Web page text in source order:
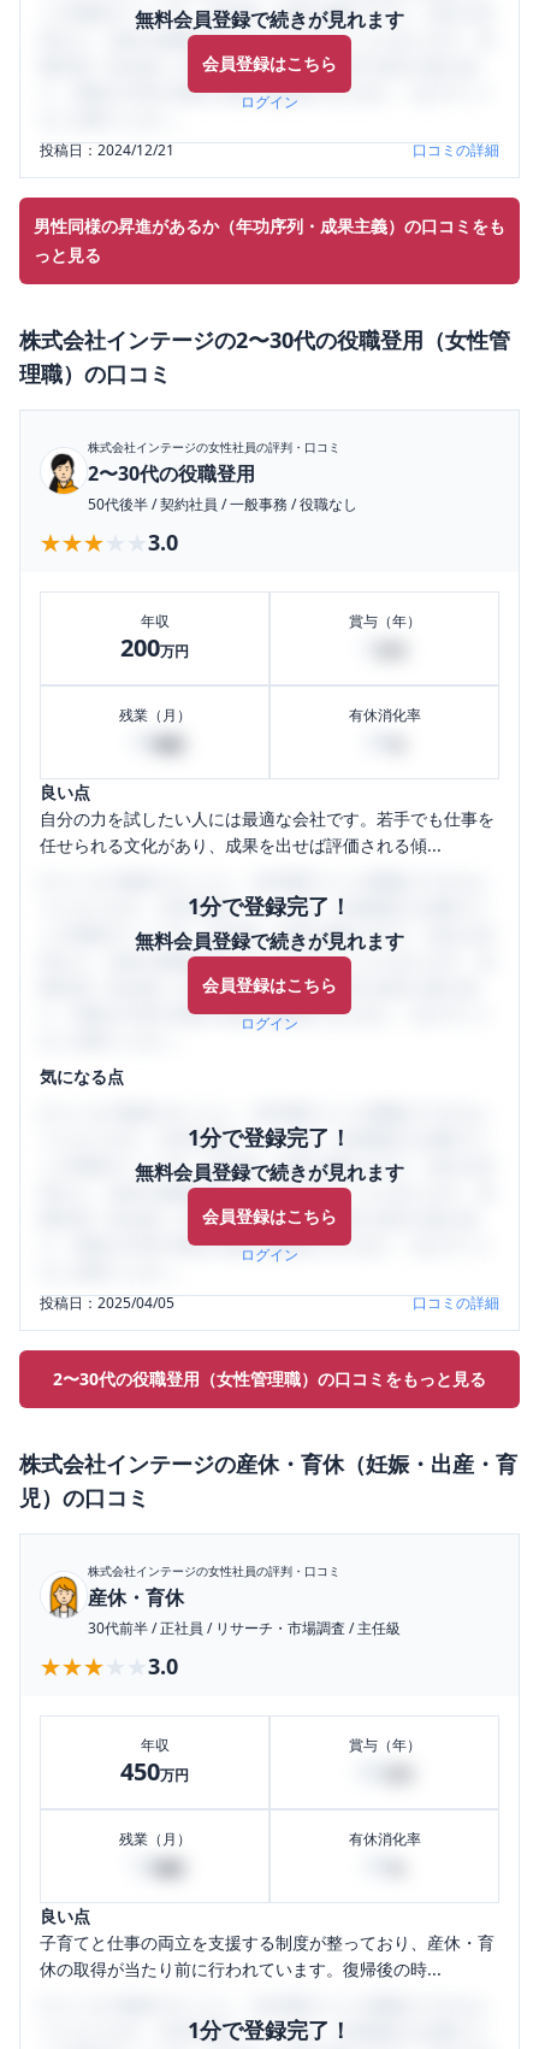
無料会員登録で続きが見れます
会員登録はこちら
ログイン
ミの投稿サイトです。給与面・女性の働きやすさ・会社の評
判など、女性の転職は気にすべき点がたくさんあります。先
輩社員（元社員）の口コミを通して、本当の会社の姿を知
り、将来の不安や現在の悩みを解消するために、ぜひサイト
投稿日：2024/12/21 口コミの詳細
男性同様の昇進があるか（年功序列・成果主義）の口コミをも
っと見る
株式会社インテージの2〜30代の役職登用（女性管
理職） の口コミ
株式会社インテージの女性社員の評判・口コミ
2〜30代の役職登用
50代後半/契約社員 /一般事務 /役職なし
★★★★★
★★★★★ 3.0
年収
200万円
賞与（年）
残業（月） 有休消化率
良い点
自分の力を試したい人には最適な会社です。若手でも仕事を
任せられる文化があり、成果を出せば評価される傾...
1分で登録完了！
無料会員登録で続きが見れます
会員登録はこちら
ログイン
うになります。SHEHUB(シーハブ)は、女性限定の企業口コ
ミの投稿サイトです。給与面・女性の働きやすさ・会社の評
判など、女性の転職は気にすべき点がたくさんあります。先
輩社員（元社員）の口コミを通して、本当の会社の姿を知
り、将来の不安や現在の悩みを解消するために、ぜひサイト
気になる点
1分で登録完了！
無料会員登録で続きが見れます
会員登録はこちら
ログイン
うになります。SHEHUB(シーハブ)は、女性限定の企業口コ
ミの投稿サイトです。給与面・女性の働きやすさ・会社の評
判など、女性の転職は気にすべき点がたくさんあります。先
輩社員（元社員）の口コミを通して、本当の会社の姿を知
り、将来の不安や現在の悩みを解消するために、ぜひサイト
投稿日：2025/04/05 口コミの詳細
2〜30代の役職登用（女性管理職）の口コミをもっと見る
株式会社インテージの産休・育休（妊娠・出産・育
児） の口コミ
株式会社インテージの女性社員の評判・口コミ
産休・育休
30代前半/正社員 / リサーチ・市場調査 /主任級
★★★★★
★★★★★ 3.0
年収
450万円
賞与（年）
残業（月） 有休消化率
良い点
子育てと仕事の両立を支援する制度が整っており、産休・育
休の取得が当たり前に行われています。復帰後の時...
1分で登録完了！
うになります。SHEHUB(シーハブ)は、女性限定の企業口コ